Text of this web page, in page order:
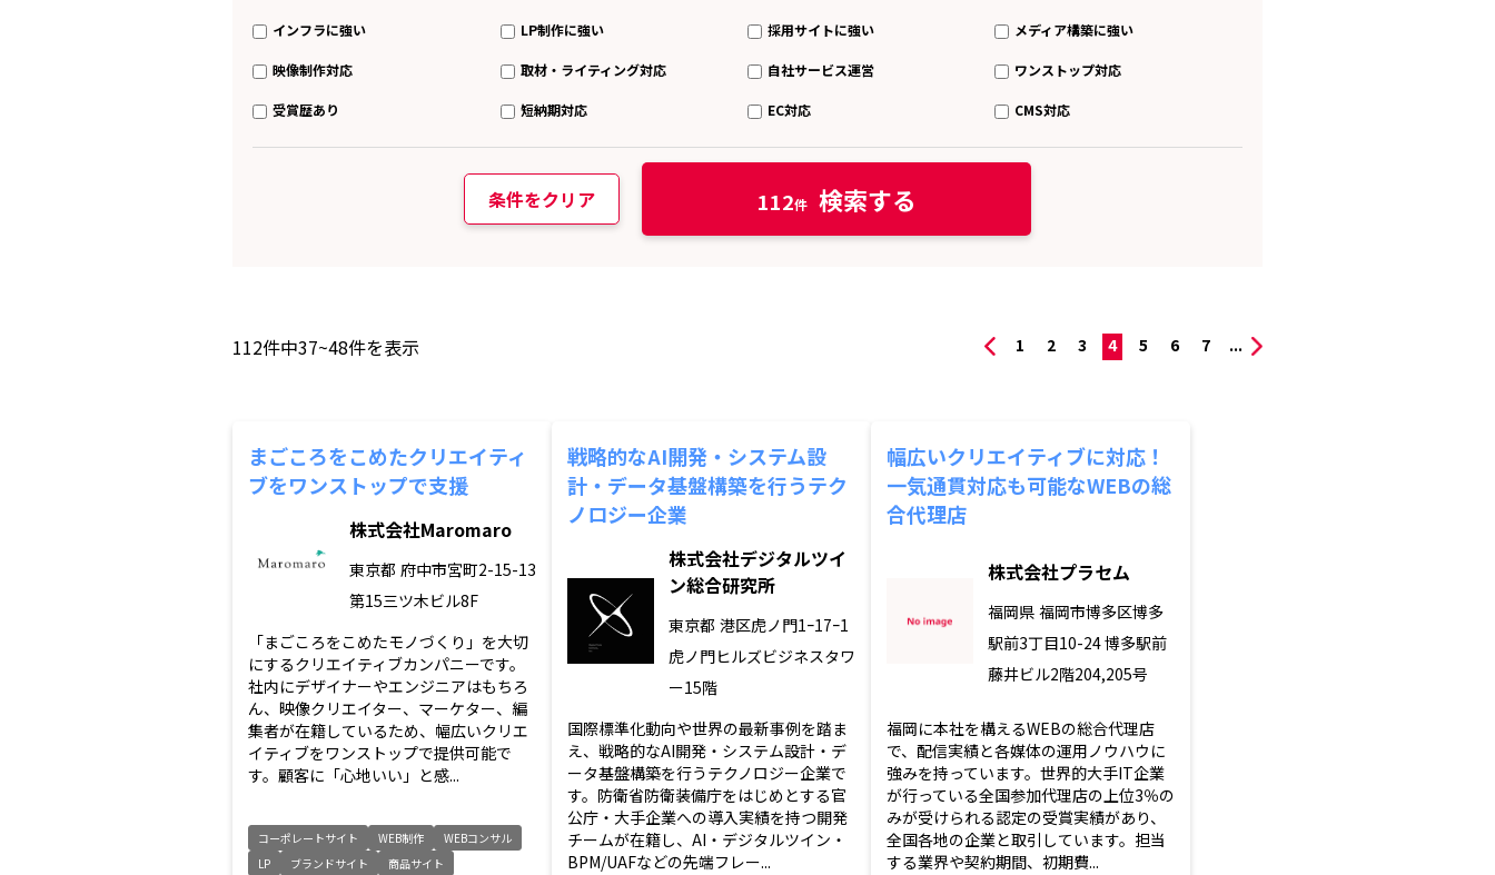
インフラに強い LP制作に強い 採用サイトに強い メディア構築に強い
映像制作対応 取材・ライティング対応 自社サービス運営 ワンストップ対応
受賞歴あり 短納期対応 EC対応 CMS対応
条件をクリア 112 検索する
112件中37~48件を表示 1 2 3 4 5 6 7 ...
まごころをこめたクリエイティ
ブをワンストップで支援
株式会社Maromaro
東京都 府中市宮町2-15-13
第15三ツ木ビル8F
「まごころをこめたモノづくり」を大切
にするクリエイティブカンパニーです。
社内にデザイナーやエンジニアはもちろ
ん、映像クリエイター、マーケター、編
集者が在籍しているため、幅広いクリエ
イティブをワンストップで提供可能で
す。顧客に「心地いい」と感...
コーポレートサイト WEB制作
WEBコンサル
LP
ブランドサイト
商品サイト
戦略的なAI開発・システム設
計・データ基盤構築を行うテク
ノロジー企業
株式会社デジタルツイ
ン総合研究所
東京都 港区虎ノ門1ｰ17ｰ1
虎ノ門ヒルズビジネスタワ
ー15階
国際標準化動向や世界の最新事例を踏ま
え、戦略的なAI開発・システム設計・デ
ータ基盤構築を行うテクノロジー企業で
す。防衛省防衛装備庁をはじめとする官
公庁・大手企業への導入実績を持つ開発
チームが在籍し、AI・デジタルツイン・
BPM/UAFなどの先端フレー...
幅広いクリエイティブに対応！
一気通貫対応も可能なWEBの総
合代理店
株式会社プラセム
福岡県 福岡市博多区博多
駅前3丁目10-24 博多駅前
藤井ビル2階204,205号
福岡に本社を構えるWEBの総合代理店
で、配信実績と各媒体の運用ノウハウに
強みを持っています。世界的大手IT企業
が行っている全国参加代理店の上位3％の
みが受けられる認定の受賞実績があり、
全国各地の企業と取引しています。担当
する業界や契約期間、初期費...